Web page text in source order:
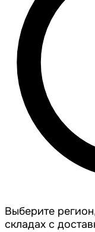
Выберите
складах с